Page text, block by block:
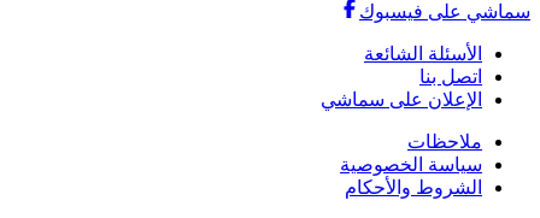
سماشي على فيسبوك
الأسئلة الشائعة
اتصل بنا
الإعلان على سماشي
ملاحظات
سياسة الخصوصية
الشروط والأحكام